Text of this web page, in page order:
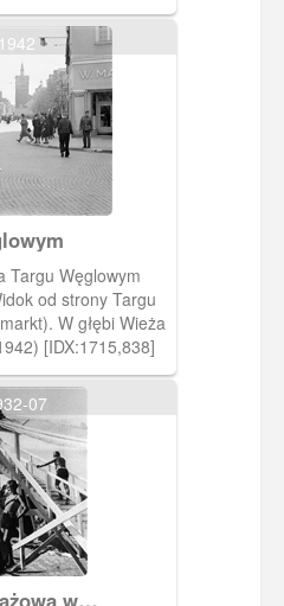
1942
Targu Węglowym
od strony Targu
W głębi Wieża
[IDX:1715,838]
07